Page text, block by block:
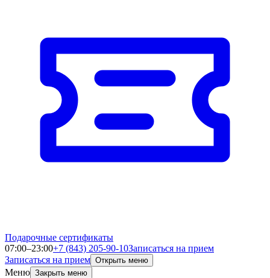
Подарочные сертификаты
07:00–23:00+7 (843) 205-90-10Записаться на прием
Записаться на прием Открыть меню
Меню Закрыть меню